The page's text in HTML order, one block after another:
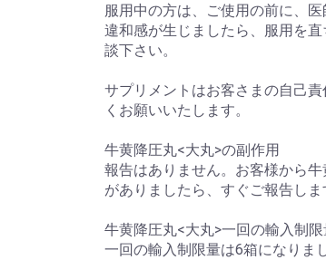
服用中の方は、ご使用の前に、
違和感が生じましたら、服用を
談下さい。
サプリメントはお客さまの自己
くお願いいたします。
牛黄降圧丸<大丸>の副作用
報告はありません。お客様から
がありましたら、すぐご報告しま
牛黄降圧丸<大丸>一回の輸入制限
一回の輸入制限量は6箱になりま